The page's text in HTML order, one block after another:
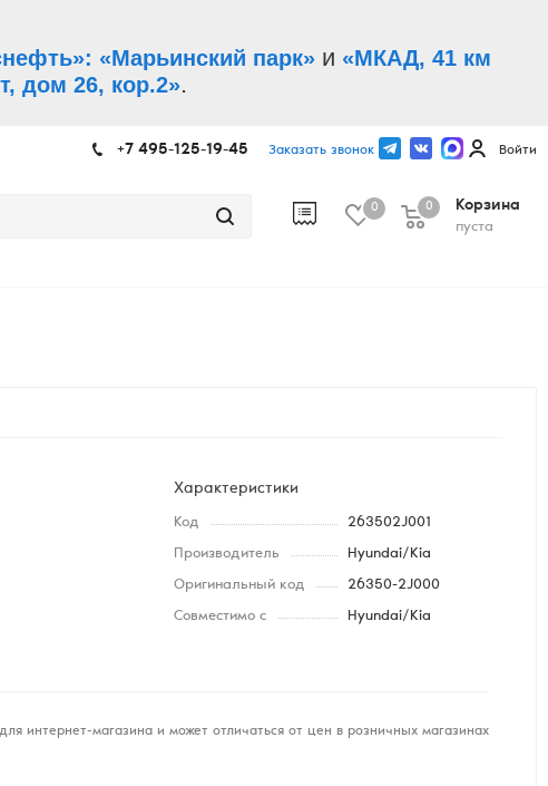
«Марьинский парк» и «МКАД, 41 км
дом 26, кор.2».
+7 495-125-19-45 Заказать звонок Войти
0
Корзина
пуста
0
Характеристики
Код 263502J001
Производитель Hyundai/Kia
Оригинальный код 26350-2J000
Совместимо с Hyundai/Kia
интернет-магазина и может отличаться от цен в розничных магазинах